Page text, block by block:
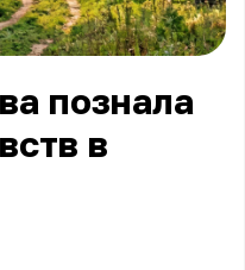
познала
в